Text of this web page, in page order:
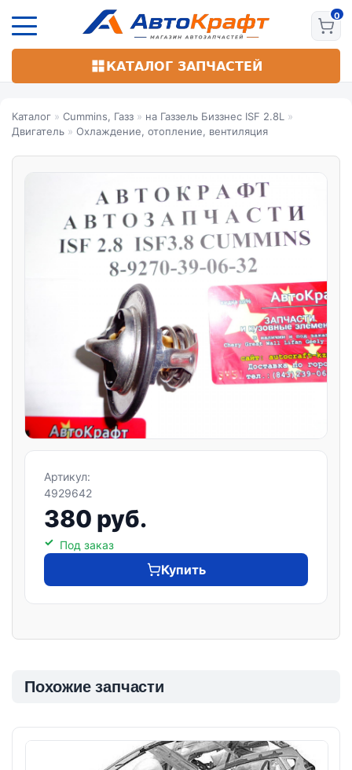
основному
КАТАЛОГ ЗАПЧАСТЕЙ
Каталог » Cummins, Газз » на Газзель Биззнес ISF 2.8L »
Двигатель » Охлаждение, отопление, вентиляция
Артикул:
4929642
380 руб.
Под заказ
Купить
Похожие запчасти